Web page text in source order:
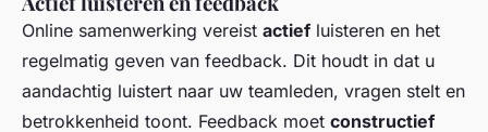
Online samenwerking vereist actief luisteren en het
regelmatig geven van feedback. Dit houdt in dat u
aandachtig luistert naar uw teamleden, vragen stelt en
betrokkenheid toont. Feedback moet constructief